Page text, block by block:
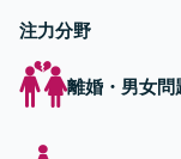
注力分野
離婚・男女問